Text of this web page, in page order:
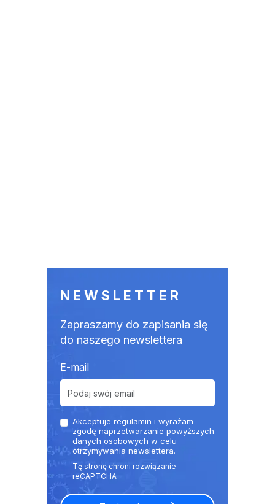
NEWSLETTER
Zapraszamy do zapisania się
do naszego newslettera
E-mail
Akceptuje regulamin i wyrażam
zgodę naprzetwarzanie powyższych
danych osobowych w celu
otrzymywania newslettera.